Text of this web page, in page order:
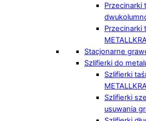
Przecinarki
Przecinarki
Stacjonarne
Szlifierki do
Szlifierki
Szlifierki
usuwania